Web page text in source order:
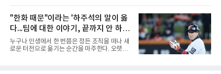
오차나 하체 활용의 불균형은 수백, 수천 번의
교정 훈련과 실전 피드
서 열린 KLPGA 투어 제주삼다수 마스터스 1라
운드에서 보기 없이 버디만 6개를 잡아내며 6언
더파 66타를 쳤다. 박예지는 서어진, 신다인과
선두권을 형성했다.이날 경기가 열린 테디밸리
골프앤리조트 역시 전국적 폭염을 피해가지 못
했다. 대회장의 최고 기온은 35도에 달했다. 섬
지역 특성상 습도가 높아 체감온도는 더 높게 느
"한화 때문"이라는 '하주석의 말이 옳
다...팀에 대한 이야기, 끝까지 안 하는
게 도리
누구나 인생에서 한 번쯤은 정든 조직을 떠나 새
로운 터전으로 옮기는 순간을 마주한다. 오랫동